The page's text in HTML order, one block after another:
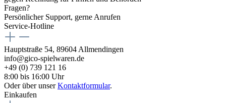
Fragen?
Persönlicher Support, gerne Anrufen
Service-Hotline
Hauptstraße 54, 89604 Allmendingen
info@gico-spielwaren.de
+49 (0) 739 121 16
8:00 bis 16:00 Uhr
Oder über unserKontaktformular.
Einkaufen